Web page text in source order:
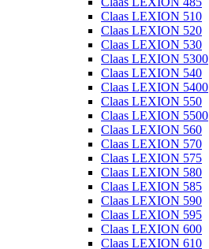
Claas LEXION 510
Claas LEXION 520
Claas LEXION 530
Claas LEXION 5300
Claas LEXION 540
Claas LEXION 5400
Claas LEXION 550
Claas LEXION 5500
Claas LEXION 560
Claas LEXION 570
Claas LEXION 575
Claas LEXION 580
Claas LEXION 585
Claas LEXION 590
Claas LEXION 595
Claas LEXION 600
Claas LEXION 610